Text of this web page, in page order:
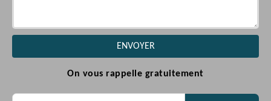
On vous rappelle gratuitement